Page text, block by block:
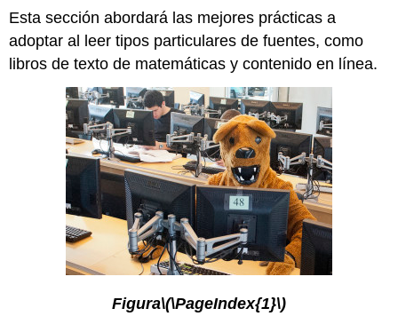
Esta sección abordará las mejores prácticas a
adoptar al leer tipos particulares de fuentes, como
libros de texto de matemáticas y contenido en línea.
Figura\(\PageIndex{1}\)